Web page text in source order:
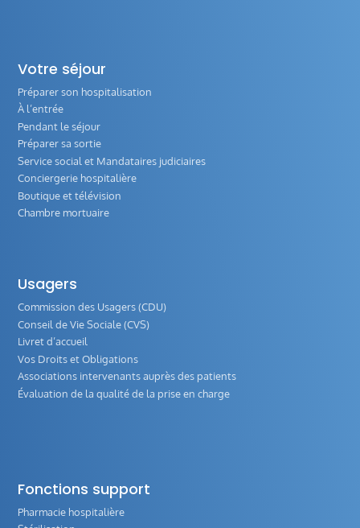
Votre séjour
Préparer son hospitalisation
À l’entrée
Pendant le séjour
Préparer sa sortie
Service social et Mandataires judiciaires
Conciergerie hospitalière
Boutique et télévision
Chambre mortuaire
Usagers
Commission des Usagers (CDU)
Conseil de Vie Sociale (CVS)
Livret d’accueil
Vos Droits et Obligations
Associations intervenants auprès des patients
Évaluation de la qualité de la prise en charge
Fonctions support
Pharmacie hospitalière